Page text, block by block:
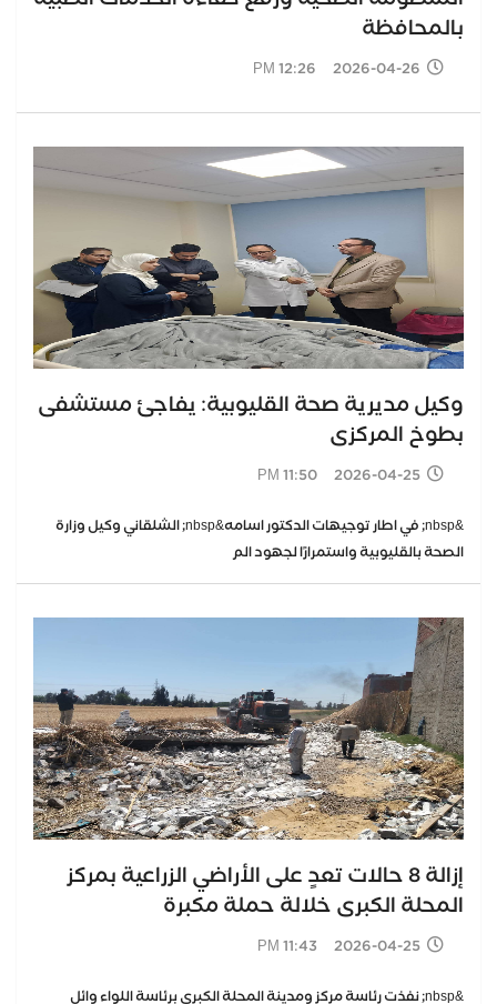
بالمحافظة
2026-04-26 12:26 PM
وكيل مديرية صحة القليوبية: يفاجئ مستشفى
بطوخ المركزى
2026-04-25 11:50 PM
&nbsp; في اطار توجيهات الدكتور اسامه&nbsp; الشلقاني وكيل وزارة
الصحة بالقليوبية واستمرارًا لجهود الم
إزالة 8 حالات تعدٍ على الأراضي الزراعية بمركز
المحلة الكبرى خلالة حملة مكبرة
2026-04-25 11:43 PM
&nbsp; نفذت رئاسة مركز ومدينة المحلة الكبرى برئاسة اللواء وائل